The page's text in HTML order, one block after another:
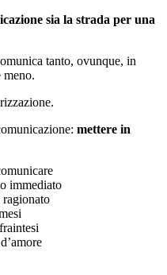
sia la strada per una
tanto, ovunque, in
meno.
mettere in
immediato
ragionato